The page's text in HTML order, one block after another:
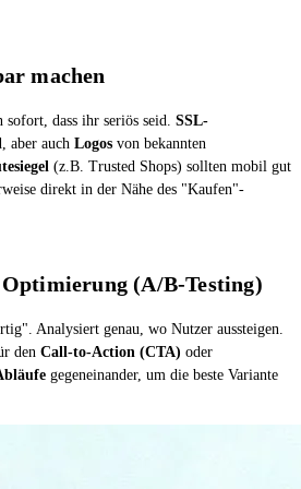
machen
dass ihr seriös seid. SSL-
aber auch Logos von bekannten
(z.B. Trusted Shops) sollten mobil gut
direkt in der Nähe des "Kaufen"-
(A/B-Testing)
Analysiert genau, wo Nutzer aussteigen.
den Call-to-Action (CTA) oder
gegeneinander, um die beste Variante